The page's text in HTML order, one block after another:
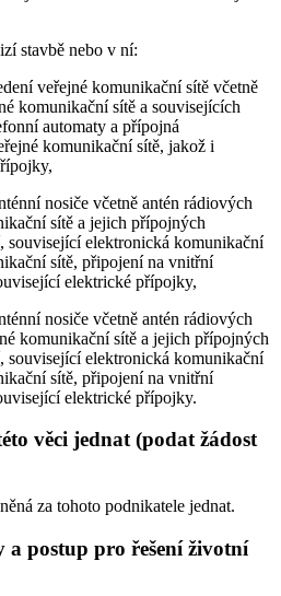
stavbě nebo v ní:
veřejné komunikační sítě včetně
komunikační sítě a souvisejících
automaty a přípojná
komunikační sítě, jakož i
nosiče včetně antén rádiových
sítě a jejich přípojných
související elektronická komunikační
sítě, připojení na vnitřní
elektrické přípojky,
nosiče včetně antén rádiových
komunikační sítě a jejich přípojných
související elektronická komunikační
sítě, připojení na vnitřní
elektrické přípojky.
věci jednat (podat žádost
za tohoto podnikatele jednat.
postup pro řešení životní